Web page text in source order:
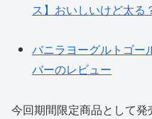
ス】おいしいけど太る
バニラヨーグルトゴー
バーのレビュー
今回期間限定商品として